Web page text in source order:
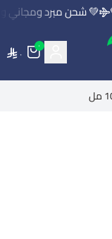
💚 شحن مبرد ومجاني
٠
٠